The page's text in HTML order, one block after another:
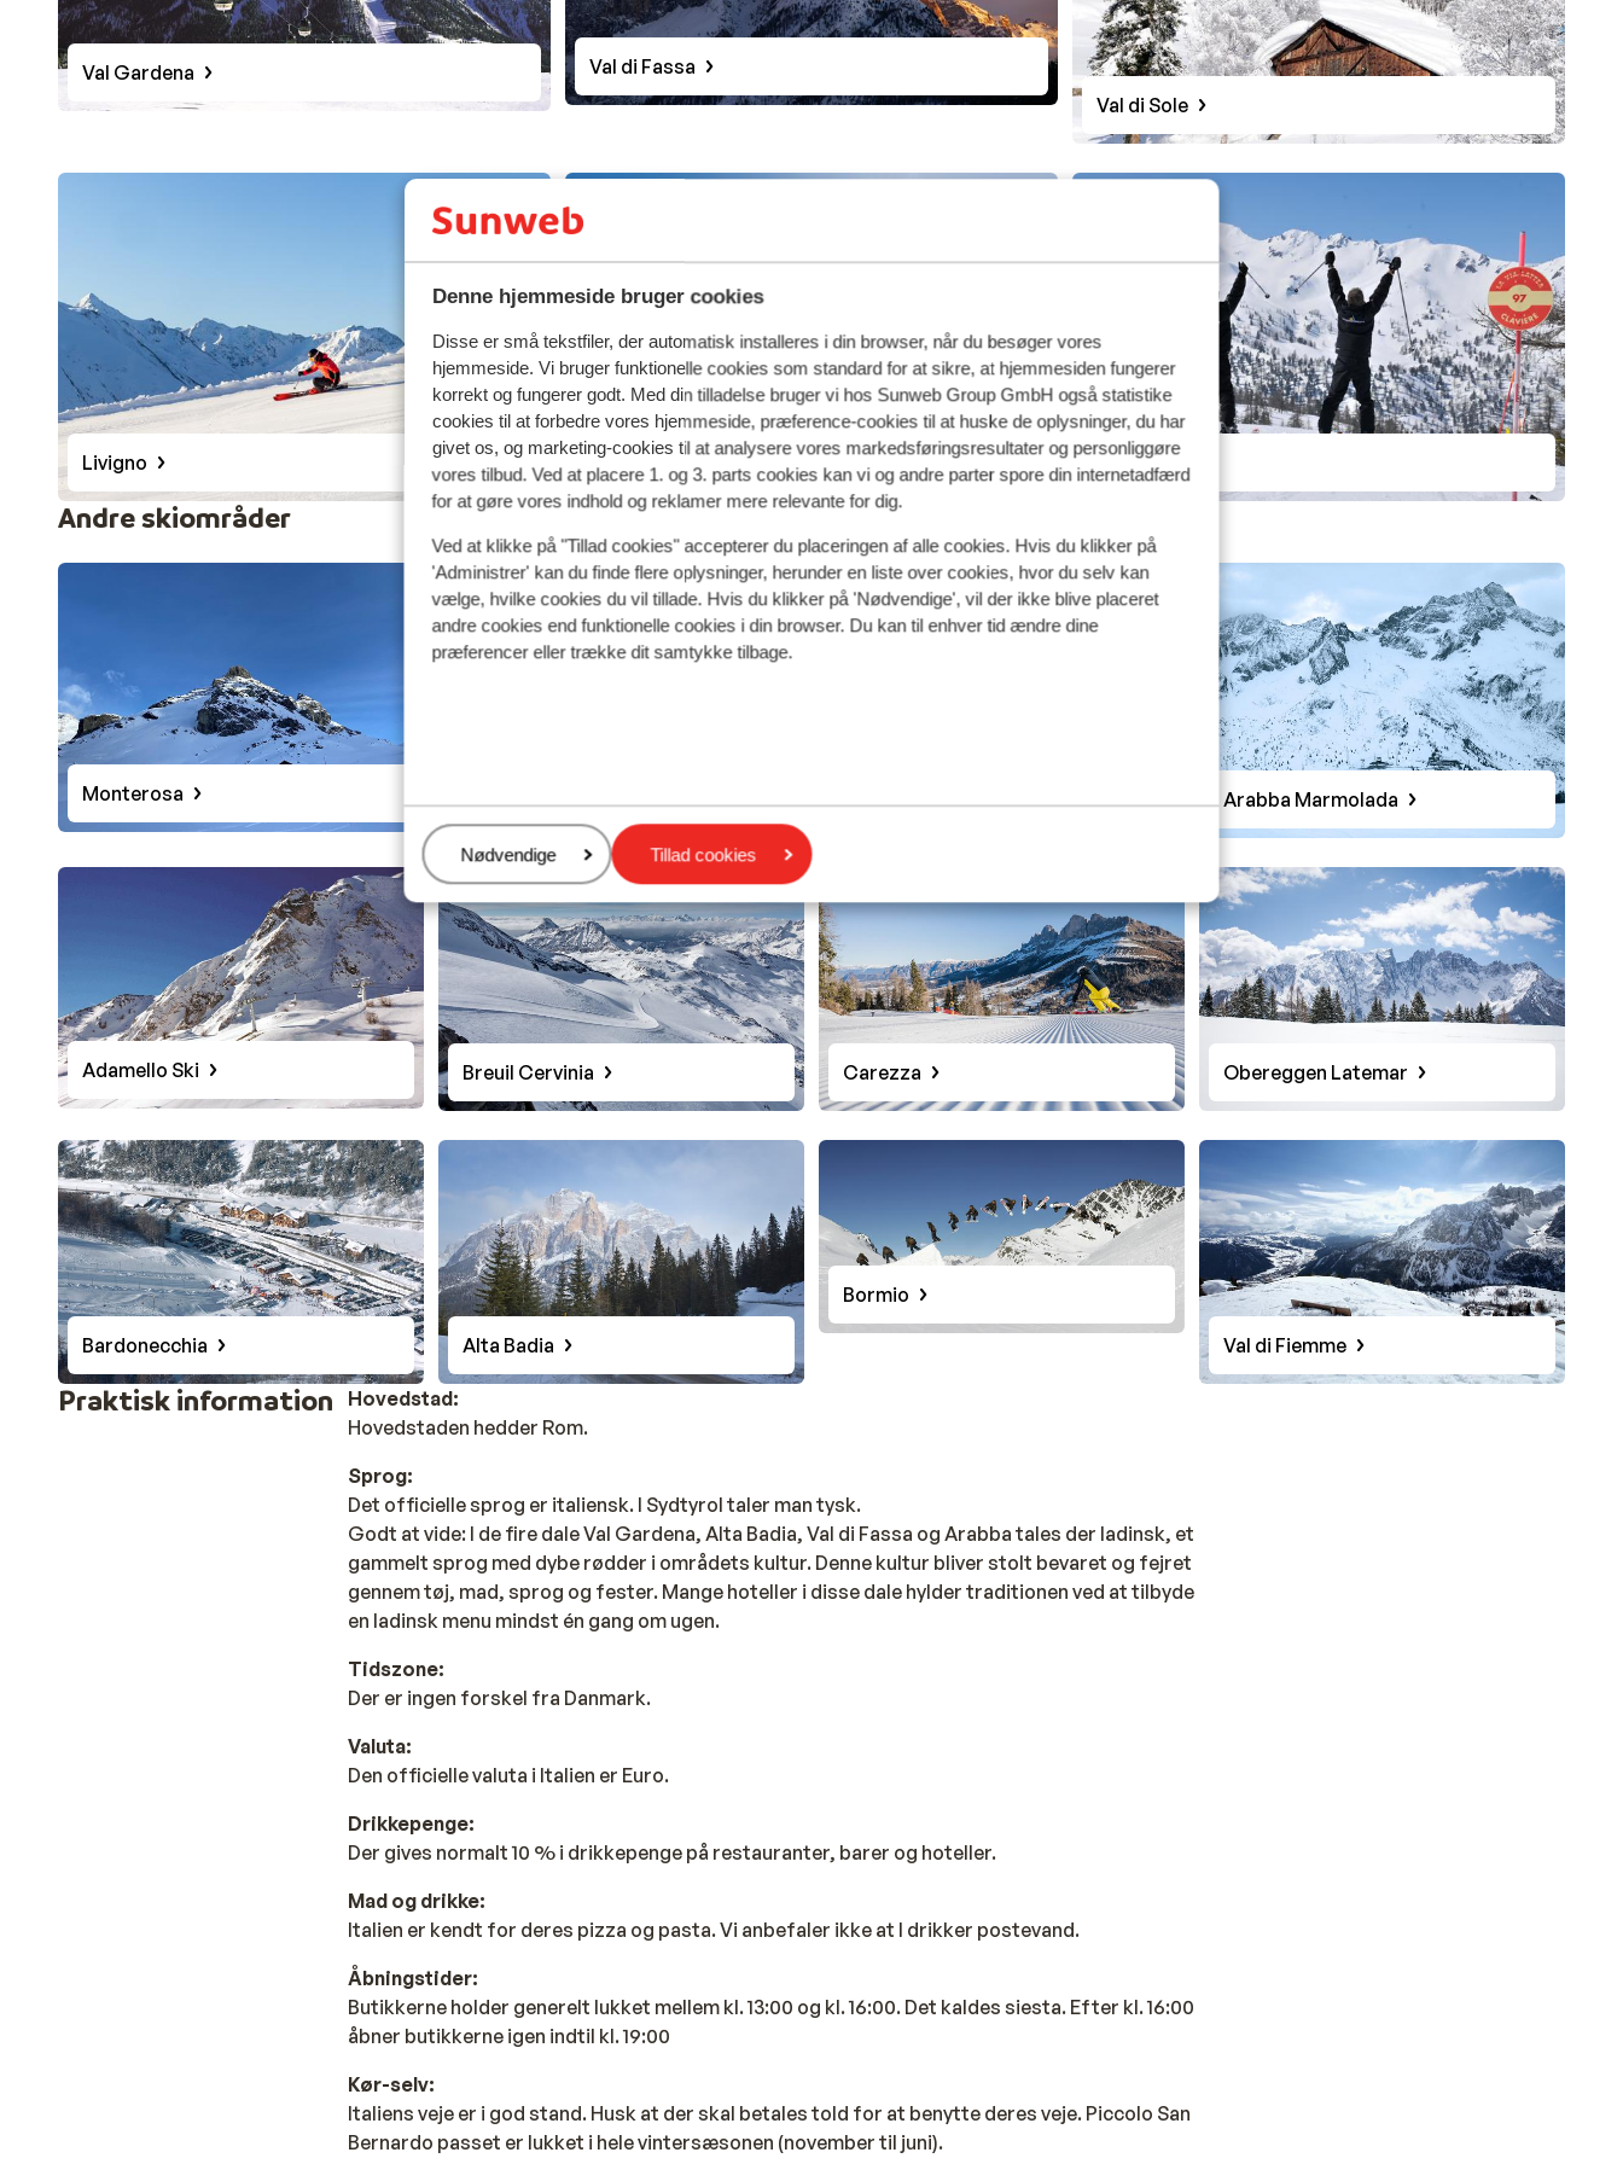
Denne hjemmeside bruger cookies
Disse er små tekstfiler, der automatisk installeres i din browser, når du besøger vores
hjemmeside. Vi bruger funktionelle cookies som standard for at sikre, at hjemmesiden fungerer
korrekt og fungerer godt. Med din tilladelse bruger vi hos Sunweb Group GmbH også statistike
cookies til at forbedre vores hjemmeside, præference-cookies til at huske de oplysninger, du har
givet os, og marketing-cookies til at analysere vores markedsføringsresultater og personliggøre
vores tilbud. Ved at placere 1. og 3. parts cookies kan vi og andre parter spore din internetadfærd
for at gøre vores indhold og reklamer mere relevante for dig.
Ved at klikke på "Tillad cookies" accepterer du placeringen af alle cookies. Hvis du klikker på
'Administrer' kan du finde flere oplysninger, herunder en liste over cookies, hvor du selv kan
vælge, hvilke cookies du vil tillade. Hvis du klikker på 'Nødvendige', vil der ikke blive placeret
andre cookies end funktionelle cookies i din browser. Du kan til enhver tid ændre dine
præferencer eller trække dit samtykke tilbage.
Administrer
Nødvendige Tillad cookies
Val Gardena
Val di Fassa
Val di Sole
Livigno Kronplatz Via Lattea
Andre skiområder
Monterosa
Arabba Marmolada
Adamello Ski Breuil Cervinia Carezza Obereggen Latemar
Bardonecchia Alta Badia
Bormio
Val di Fiemme
Praktisk information
Hovedstad:
Hovedstaden hedder Rom.
Sprog:
Det officielle sprog er italiensk. I Sydtyrol taler man tysk.
Godt at vide: I de fire dale Val Gardena, Alta Badia, Val di Fassa og Arabba tales der ladinsk, et
gammelt sprog med dybe rødder i områdets kultur. Denne kultur bliver stolt bevaret og fejret
gennem tøj, mad, sprog og fester. Mange hoteller i disse dale hylder traditionen ved at tilbyde
en ladinsk menu mindst én gang om ugen.
Tidszone:
Der er ingen forskel fra Danmark.
Valuta:
Den officielle valuta i Italien er Euro.
Drikkepenge:
Der gives normalt 10 % i drikkepenge på restauranter, barer og hoteller.
Mad og drikke:
Italien er kendt for deres pizza og pasta. Vi anbefaler ikke at I drikker postevand.
Åbningstider:
Butikkerne holder generelt lukket mellem kl. 13:00 og kl. 16:00. Det kaldes siesta. Efter kl. 16:00
åbner butikkerne igen indtil kl. 19:00
Kør-selv:
Italiens veje er i god stand. Husk at der skal betales told for at benytte deres veje. Piccolo San
Bernardo passet er lukket i hele vintersæsonen (november til juni).